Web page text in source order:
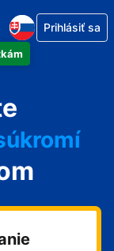
Prihlásiť sa